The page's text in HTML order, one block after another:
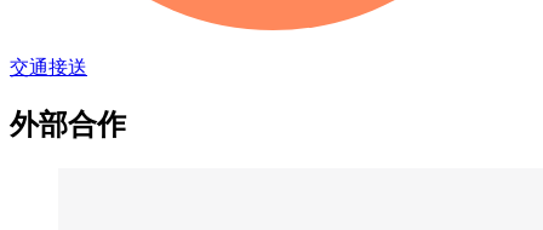
交通接送
外部合作